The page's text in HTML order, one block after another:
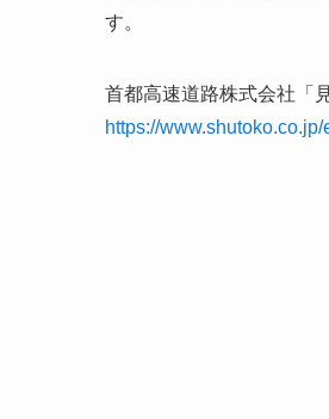
す。
首都高速道路株式会社「
https://